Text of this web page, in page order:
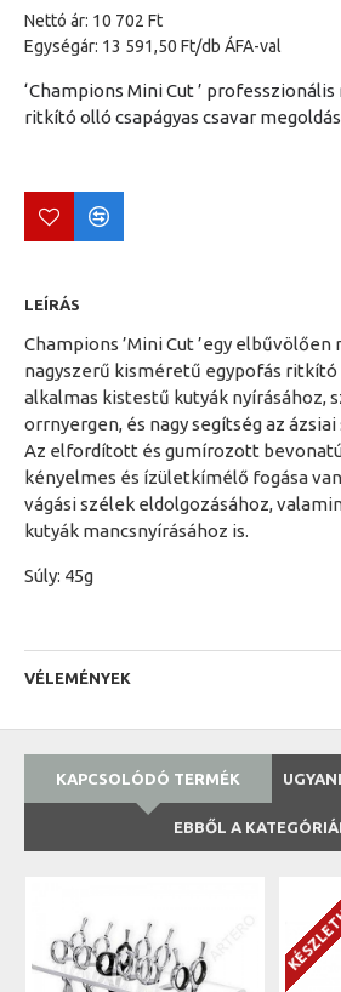
Nettó ár: 10 702 Ft
Egységár: 13 591,50 Ft/db ÁFA-val
‘Champions Mini Cut ’
ritkító olló csapágyas csavar
LEÍRÁS
Champions ’Mini Cut ’egy elbűvölően
nagyszerű kisméretű egypofás
alkalmas kistestű kutyák nyírásához,
orrnyergen, és nagy segítség az
Az elfordított és gumírozott
kényelmes és ízületkímélő fogása
vágási szélek eldolgozásához,
kutyák mancsnyírásához is.
Súly: 45g
VÉLEMÉNYEK
KAPCSOLÓDÓ TERMÉK
EBBŐL A